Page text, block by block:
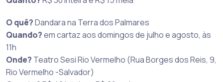
O quê?Dandara na Terra dos Palmares
Quando?em cartaz aos domingos de julho e agosto, às
11h
Onde? Teatro Sesi Rio Vermelho (Rua Borges dos Reis, 9,
Rio Vermelho -Salvador)